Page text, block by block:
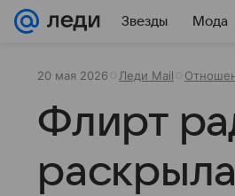
Звезды Мода
20 мая 2026 Леди Mail
Флирт